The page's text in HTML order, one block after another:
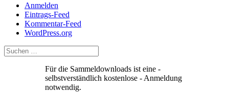
Anmelden
Eintrags-Feed
Kommentar-Feed
WordPress.org
Für die Sammeldownloads ist eine -
selbstverständlich kostenlose - Anmeldung
notwendig.